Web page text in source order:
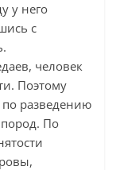
у него
с
человек
Поэтому
разведению
пород. По